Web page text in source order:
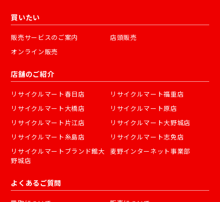
買いたい
販売サービスのご案内
店頭販売
オンライン販売
店舗のご紹介
リサイクルマート春日店
リサイクルマート福重店
リサイクルマート大橋店
リサイクルマート原店
リサイクルマート片江店
リサイクルマート大野城店
リサイクルマート糸島店
リサイクルマート志免店
リサイクルマートブランド館大
野城店
麦野インターネット事業部
よくあるご質問